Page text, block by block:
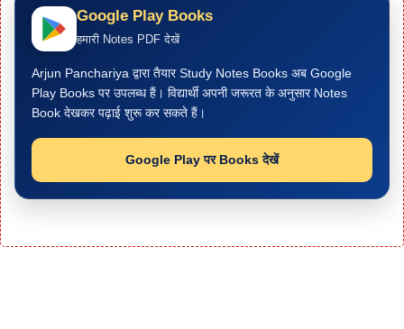
Google Play Books
हमारी Notes PDF देखें
Arjun Panchariya द्वारा तैयार Study Notes Books अब Google
Play Books पर उपलब्ध हैं। विद्यार्थी अपनी जरूरत के अनुसार Notes
Book देखकर पढ़ाई शुरू कर सकते हैं।
Google Play पर Books देखें